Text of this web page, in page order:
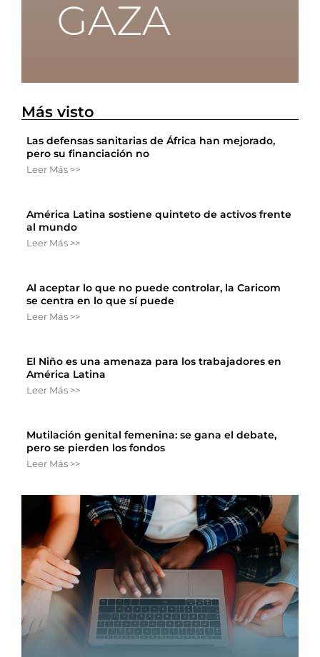
Más visto
Las defensas sanitarias de África han mejorado,
pero su financiación no
Leer Más >>
América Latina sostiene quinteto de activos frente
al mundo
Leer Más >>
Al aceptar lo que no puede controlar, la Caricom
se centra en lo que sí puede
Leer Más >>
El Niño es una amenaza para los trabajadores en
América Latina
Leer Más >>
Mutilación genital femenina: se gana el debate,
pero se pierden los fondos
Leer Más >>